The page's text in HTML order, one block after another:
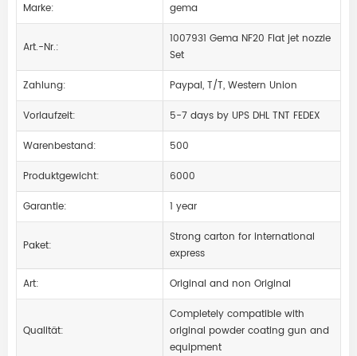
Marke: gema
Art.-Nr.:
1007931 Gema NF20 Flat jet nozzle
Set
Zahlung:
Paypal, T/T, Western Union
Vorlaufzeit:
5-7 days by UPS DHL TNT FEDEX
Warenbestand:
500
Produktgewicht:
6000
Garantie:
1 year
Paket:
Strong carton for international
express
Art:
Original and non Original
Qualität:
Completely compatible with
original powder coating gun and
equipment